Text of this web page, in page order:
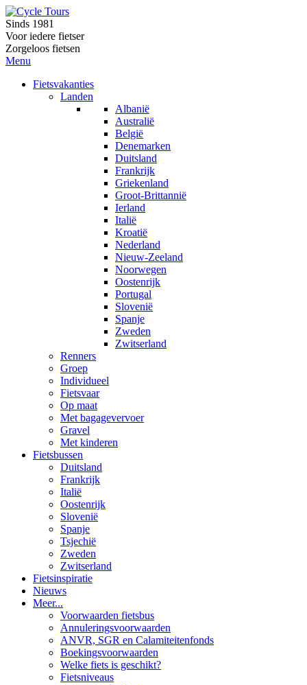
Sinds 1981
Voor iedere fietser
Zorgeloos fietsen
Menu
Fietsvakanties
Landen
Albanië
Australië
België
Denemarken
Duitsland
Frankrijk
Griekenland
Groot-Brittannië
Ierland
Italië
Kroatië
Nederland
Nieuw-Zeeland
Noorwegen
Oostenrijk
Portugal
Slovenië
Spanje
Zweden
Zwitserland
Renners
Groep
Individueel
Fietsvaar
Op maat
Met bagagevervoer
Gravel
Met kinderen
Fietsbussen
Duitsland
Frankrijk
Italië
Oostenrijk
Slovenië
Spanje
Tsjechië
Zweden
Zwitserland
Fietsinspiratie
Nieuws
Meer...
Voorwaarden fietsbus
Annuleringsvoorwaarden
ANVR, SGR en Calamiteitenfonds
Boekingsvoorwaarden
Welke fiets is geschikt?
Fietsniveaus